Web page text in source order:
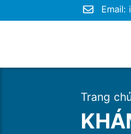
Email:
Trang chủ